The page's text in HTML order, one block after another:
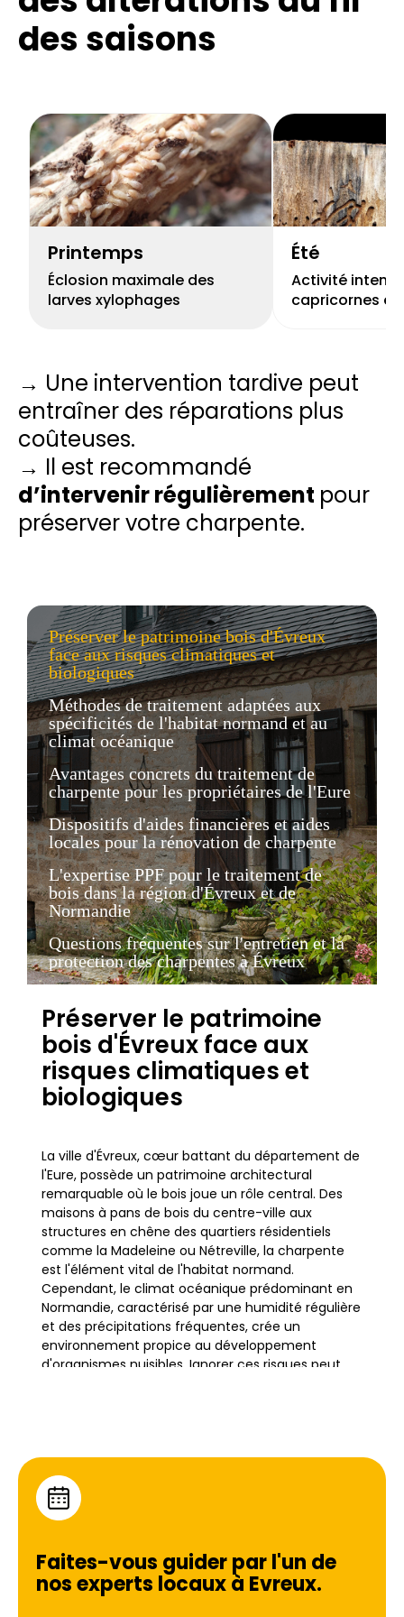
des saisons
Printemps
Éclosion maximale des
larves xylophages
Été
Activité
capricornes et
→ Une intervention tardive peut
entraîner des réparations plus
coûteuses.
→ Il est recommandé
d’intervenir régulièrement pour
préserver votre charpente.
Préserver le patrimoine bois d'Évreux
face aux risques climatiques et
biologiques
Méthodes de traitement adaptées aux
spécificités de l'habitat normand et au
climat océanique
Avantages concrets du traitement de
charpente pour les propriétaires de l'Eure
Dispositifs d'aides financières et aides
locales pour la rénovation de charpente
L'expertise PPF pour le traitement de
bois dans la région d'Évreux et de
Normandie
Questions fréquentes sur l'entretien et la
protection des charpentes à Évreux
Préserver le patrimoine
bois d'Évreux face aux
risques climatiques et
biologiques
La ville d'Évreux, cœur battant du département de
l'Eure, possède un patrimoine architectural
remarquable où le bois joue un rôle central. Des
maisons à pans de bois du centre-ville aux
structures en chêne des quartiers résidentiels
comme la Madeleine ou Nétreville, la charpente
est l'élément vital de l'habitat normand.
Cependant, le climat océanique prédominant en
Normandie, caractérisé par une humidité régulière
et des précipitations fréquentes, crée un
environnement propice au développement
d'organismes nuisibles. Ignorer ces risques peut
L'humidité ambiante, accentuée par la proximité
de la vallée de l'Iton et la nature des sols argileux
lignivores et l'infestation par des insectes
xylophages. Ces ennemis silencieux attaquent la
structure interne du bois, souvent sans signes
Faites-vous guider par l'un de
nos experts locaux à Evreux.